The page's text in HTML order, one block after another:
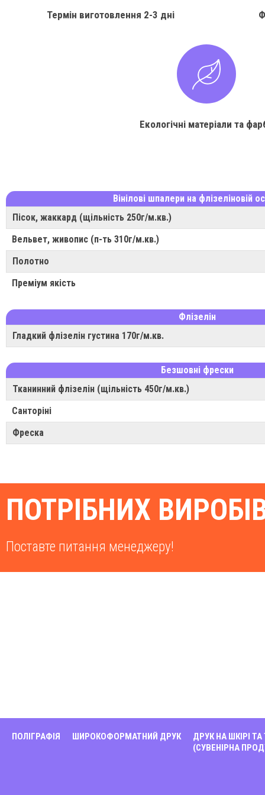
Термін виготовлення 2-3 дні
Екологічні матеріали та
Вінілові шпалери на флізеліновій
Пісок, жаккард (щільність 250г/м.кв.)
Вельвет, живопис (п-ть 310г/м.кв.)
Полотно
Преміум якість
Флізелін
Гладкий флізелін густина 170г/м.кв.
Безшовні фрески
Тканинний флізелін (щільність 450г/м.кв.)
Санторіні
Фреска
ПОТРІБНИХ
Поставте питання менеджеру!
ПОЛІГРАФІЯ ШИРОКОФОРМАТНИЙ ДРУК
ДРУК НА ШКІРІ ТА
(СУВЕНІРНА